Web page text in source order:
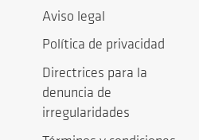
Aviso legal
Política de privacidad
Directrices para la
denuncia de
irregularidades